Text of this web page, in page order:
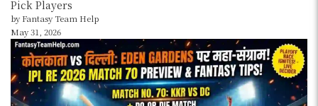
Pick Players
by Fantasy Team Help
May 31, 2026